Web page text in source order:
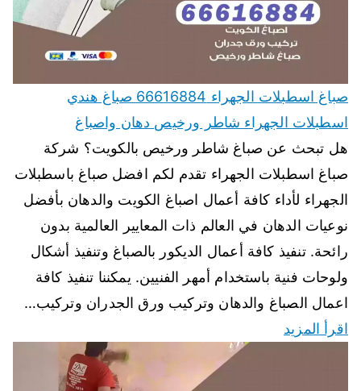
صباغ اسطبلات الجهراء 66616884 صباغ هندي
اسطبلات الجهراء شاطر ورخيص دهان واصباغ
هل تبحث عن صباغ شاطر ورخيص بالكويت؟ شركة
صباغ اسطبلات الجهراء تقدم لكم افضل صباغ باسطبلات
الجهراء لأداء كافة أعمال اصباغ الكويت والدهان بأفضل
نوعيات الدهان في العالم ذات المعايير العالمية بدون
رائحة. تنفيذ كافة أعمال الديكور بالصباغ وتنفيذ أشكال
ولوحات فنية باستخدام أمهر الفنيين. يمكننا تنفيذ كافة
اعمال الصباغ والدهان وتركيب ورق الجدران وتركيب…
اقرأ المزيد